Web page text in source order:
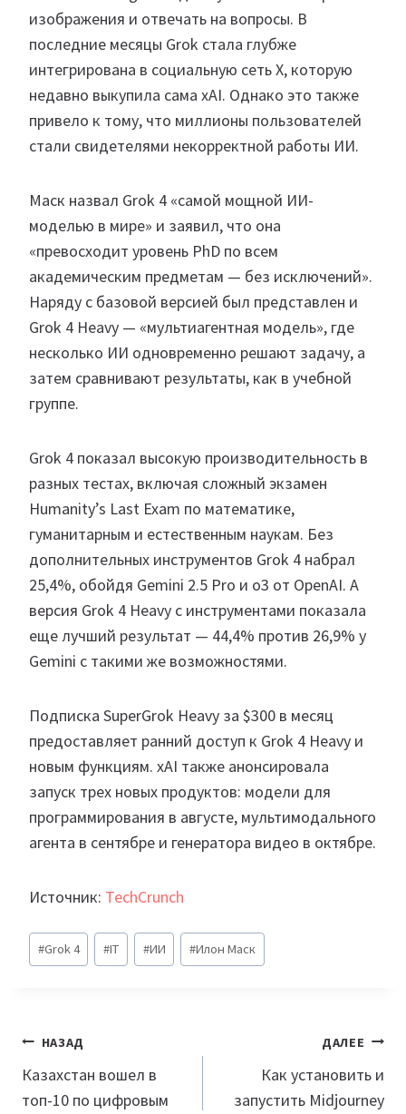
изображения и отвечать на вопросы. В
последние месяцы Grok стала глубже
интегрирована в социальную сеть X, которую
недавно выкупила сама xAI. Однако это также
привело к тому, что миллионы пользователей
стали свидетелями некорректной работы ИИ.
Маск назвал Grok 4 «самой мощной ИИ-
моделью в мире» и заявил, что она
«превосходит уровень PhD по всем
академическим предметам — без исключений».
Наряду с базовой версией был представлен и
Grok 4 Heavy — «мультиагентная модель», где
несколько ИИ одновременно решают задачу, а
затем сравнивают результаты, как в учебной
группе.
Grok 4 показал высокую производительность в
разных тестах, включая сложный экзамен
Humanity’s Last Exam по математике,
гуманитарным и естественным наукам. Без
дополнительных инструментов Grok 4 набрал
25,4%, обойдя Gemini 2.5 Pro и o3 от OpenAI. А
версия Grok 4 Heavy с инструментами показала
еще лучший результат — 44,4% против 26,9% у
Gemini с такими же возможностями.
Подписка SuperGrok Heavy за $300 в месяц
предоставляет ранний доступ к Grok 4 Heavy и
новым функциям. xAI также анонсировала
запуск трех новых продуктов: модели для
программирования в августе, мультимодального
агента в сентябре и генератора видео в октябре.
Источник: TechCrunch
Метки
записи:
#Grok 4 #IT #ИИ #Илон Маск
Навигация
по
НАЗАД
Казахстан вошел в
топ-10 по цифровым
ДАЛЕЕ
Как установить и
запустить Midjourney